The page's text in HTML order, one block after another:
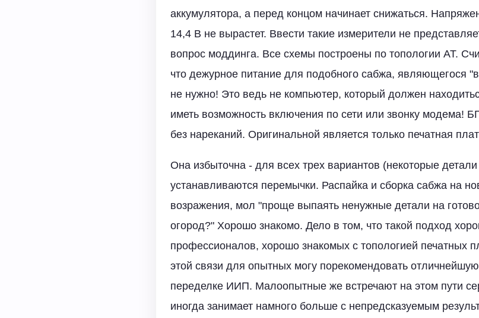
аккумулятора, а перед концом начинает снижаться.
14,4 В не вырастет. Ввести такие измерители не
вопрос моддинга. Все схемы построены по топологии АТ.
что дежурное питание для подобного сабжа, являющегося
не нужно! Это ведь не компьютер, который должен
иметь возможность включения по сети или звонку модема!
без нареканий. Оригинальной является только печатная
Она избыточна - для всех трех вариантов (некоторые
устанавливаются перемычки. Распайка и сборка сабжа на
возражения, мол "проще выпаять ненужные детали на
огород?" Хорошо знакомо. Дело в том, что такой подход
профессионалов, хорошо знакомых с топологией печатных
этой связи для опытных могу порекомендовать
переделке ИИП. Малоопытные же встречают на этом пути
иногда занимает намного больше с непредсказуемым